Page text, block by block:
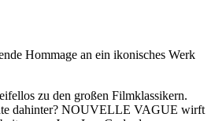
Hommage an ein ikonisches Werk
zu den großen Filmklassikern.
dahinter? NOUVELLE VAGUE wirft